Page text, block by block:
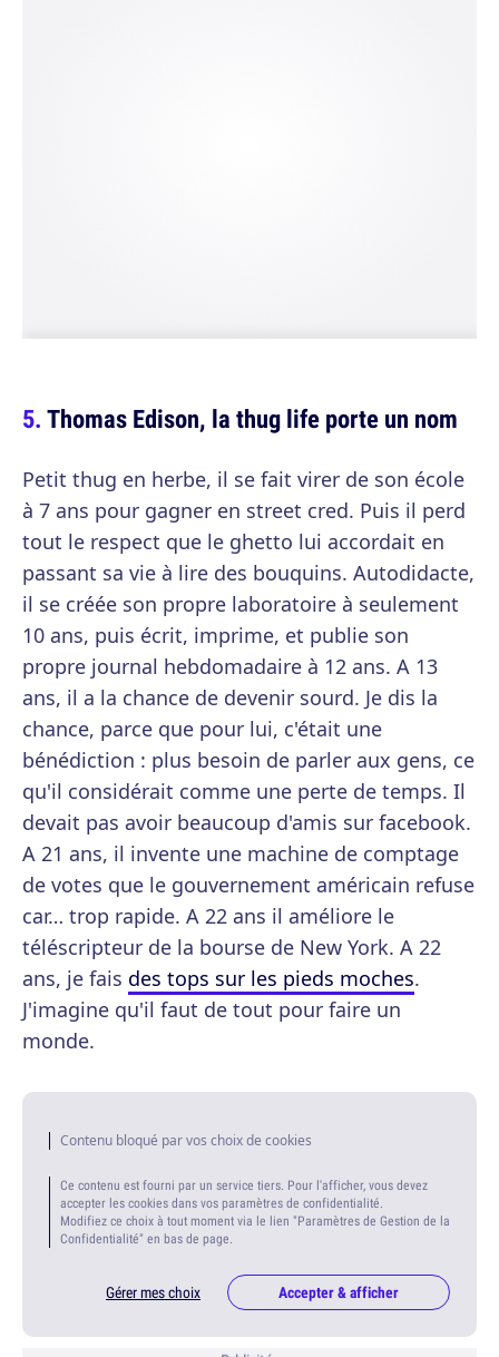
Thomas Edison, la thug life porte un nom
Petit thug en herbe, il se fait virer de son école
à 7 ans pour gagner en street cred. Puis il perd
tout le respect que le ghetto lui accordait en
passant sa vie à lire des bouquins. Autodidacte,
il se créée son propre laboratoire à seulement
10 ans, puis écrit, imprime, et publie son
propre journal hebdomadaire à 12 ans. A 13
ans, il a la chance de devenir sourd. Je dis la
chance, parce que pour lui, c'était une
bénédiction : plus besoin de parler aux gens, ce
qu'il considérait comme une perte de temps. Il
devait pas avoir beaucoup d'amis sur facebook.
A 21 ans, il invente une machine de comptage
de votes que le gouvernement américain refuse
car… trop rapide. A 22 ans il améliore le
téléscripteur de la bourse de New York. A 22
ans, je fais des tops sur les pieds moches.
J'imagine qu'il faut de tout pour faire un
monde.
Contenu bloqué par vos choix de cookies
Ce contenu est fourni par un service tiers. Pour l'afficher, vous devez
accepter les cookies dans vos paramètres de confidentialité.
Modifiez ce choix à tout moment via le lien "Paramètres de Gestion de la
Confidentialité" en bas de page.
Gérer mes choix Accepter & afficher